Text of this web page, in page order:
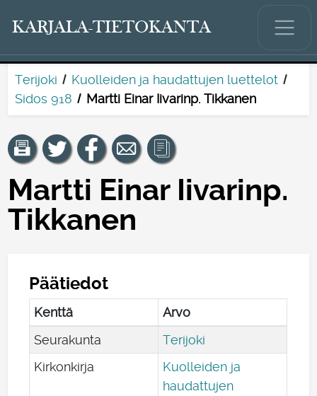
KARJALA-TIETOKANTA
Terijoki
Kuolleiden ja haudattujen luettelot
Sidos 918
Martti Einar Iivarinp. Tikkanen
Martti Einar Iivarinp.
Tikkanen
Päätiedot
Kenttä
Arvo
Seurakunta
Terijoki
Kirkonkirja
Kuolleiden ja
haudattujen